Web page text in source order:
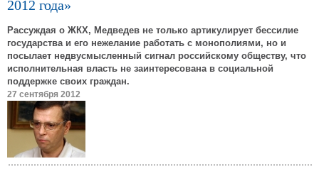
2012 года»
Рассуждая о ЖКХ, Медведев не только артикулирует бессилие
государства и его нежелание работать с монополиями, но и
посылает недвусмысленный сигнал российскому обществу, что
исполнительная власть не заинтересована в социальной
поддержке своих граждан.
27 сентября 2012